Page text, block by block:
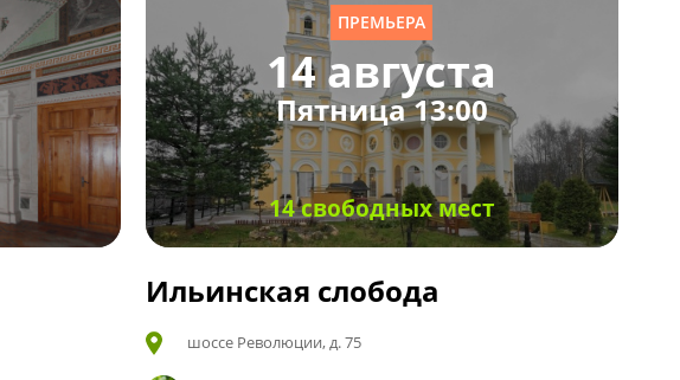
ПРЕМЬЕРА
14 августа
Пятница 13:00
14 свободных мест
Ильинская слобода
шоссе Революции, д. 75